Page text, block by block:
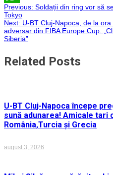
WhatsApp
Navigare
în
Previous: Soldații din ring vor să
Tokyo
Next: U-BT Cluj-Napoca, de la
adversar din FIBA Europe Cup.
Siberia”
Related Posts
U-BT Cluj-Napoca începe
sună adunarea! Amicale tari
România,Turcia și Grecia
august 3, 2026